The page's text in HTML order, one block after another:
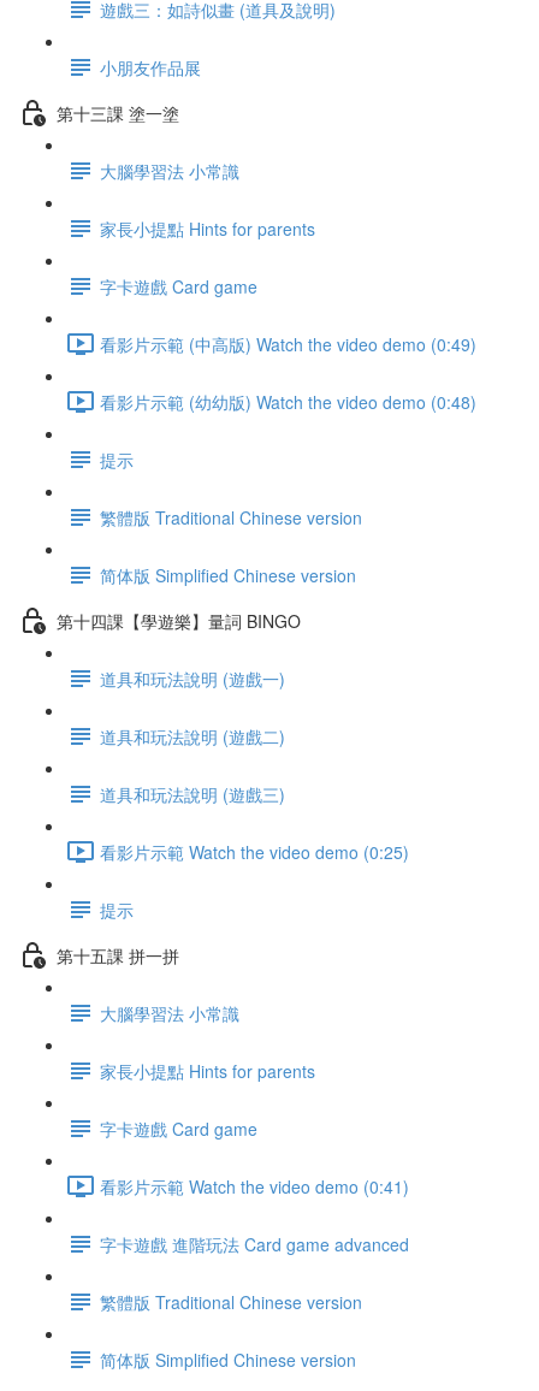
遊戲三：如詩似畫 (道具及說明)
小朋友作品展
第十三課 塗一塗
大腦學習法 小常識
家長小提點 Hints for parents
字卡遊戲 Card game
看影片示範 (中高版) Watch the video demo (0:49)
看影片示範 (幼幼版) Watch the video demo (0:48)
提示
繁體版 Traditional Chinese version
简体版 Simplified Chinese version
第十四課【學遊樂】量詞 BINGO
道具和玩法說明 (遊戲一)
道具和玩法說明 (遊戲二)
道具和玩法說明 (遊戲三)
看影片示範 Watch the video demo (0:25)
提示
第十五課 拼一拼
大腦學習法 小常識
家長小提點 Hints for parents
字卡遊戲 Card game
看影片示範 Watch the video demo (0:41)
字卡遊戲 進階玩法 Card game advanced
繁體版 Traditional Chinese version
简体版 Simplified Chinese version